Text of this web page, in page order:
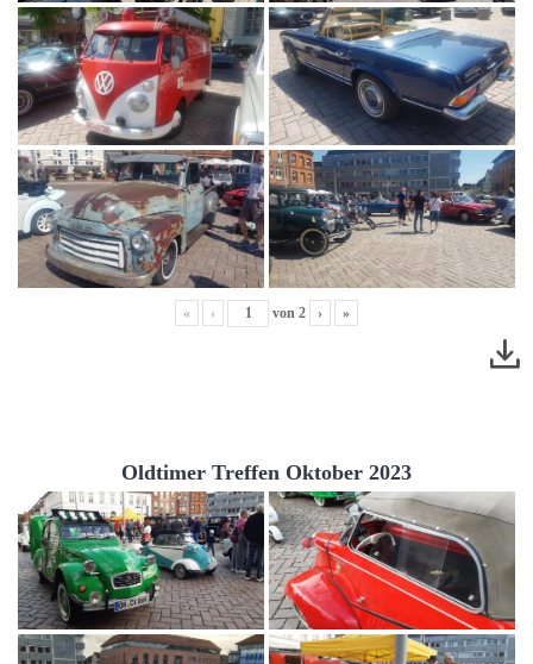
« ‹ von 2 › »
Oldtimer Treffen Oktober 2023